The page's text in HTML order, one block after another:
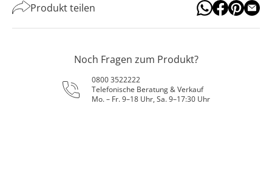
Produkt teilen
Noch Fragen zum Produkt?
0800 3522222
Telefonische Beratung & Verkauf
Mo. – Fr. 9–18 Uhr, Sa. 9–17:30 Uhr